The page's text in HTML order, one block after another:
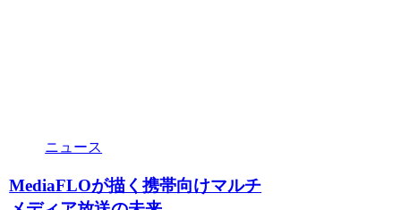
ニュース
MediaFLOが描く携帯向けマルチ